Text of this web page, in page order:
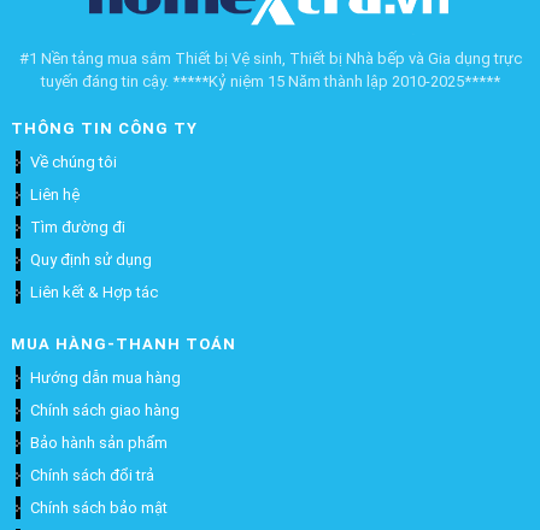
#1 Nền tảng mua sắm Thiết bị Vệ sinh, Thiết bị Nhà bếp và Gia dụng trực
tuyến đáng tin cậy. *****Kỷ niệm 15 Năm thành lập 2010-2025*****
THÔNG TIN CÔNG TY
Về chúng tôi
Liên hệ
Tìm đường đi
Quy định sử dụng
Liên kết & Hợp tác
MUA HÀNG-THANH TOÁN
Hướng dẫn mua hàng
Chính sách giao hàng
Bảo hành sản phẩm
Chính sách đổi trả
Chính sách bảo mật